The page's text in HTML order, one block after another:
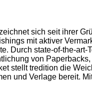
sich seit ihrer
mit aktiver
Durch state-of-the-
von
stellt tredition die
und Verlage bereit.